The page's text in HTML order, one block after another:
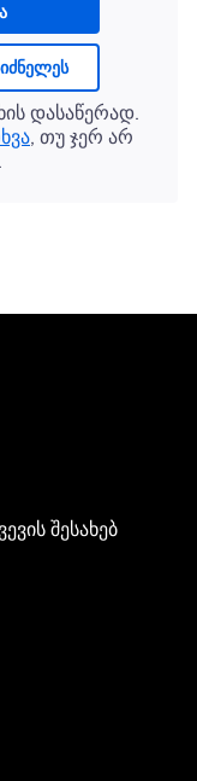
დასაწერად.
, თუ ჯერ არ
შესახებ